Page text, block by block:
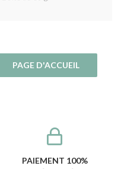
PAIEMENT 100%